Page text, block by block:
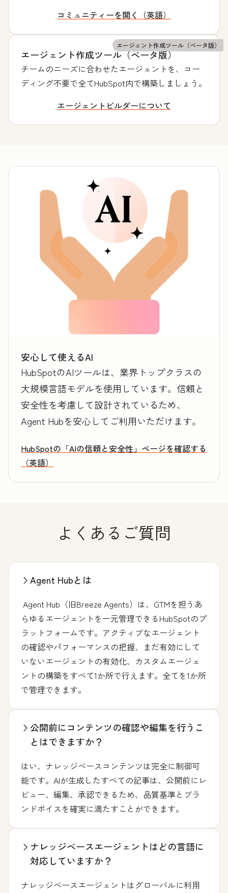
コミュニティーを開く（英語）
エージェント作成ツール（ベータ版）
エージェント作成ツール（ベータ版）
チームのニーズに合わせたエージェントを、コー
ディング不要で全てHubSpot内で構築しましょう。
エージェントビルダーについて
安心して使えるAI
HubSpotのAIツールは、業界トップクラスの
大規模言語モデルを使用しています。信頼と
安全性を考慮して設計されているため、
Agent Hubを安心してご利用いただけます。
HubSpotの「AIの信頼と安全性」ページを確認する
（英語）
よくあるご質問
Agent Hubとは
Agent Hub（旧Breeze Agents）は、GTMを担うあ
らゆるエージェントを一元管理できるHubSpotのプ
ラットフォームです。アクティブなエージェント
の確認やパフォーマンスの把握、まだ有効にして
いないエージェントの有効化、カスタムエージェ
ントの構築をすべて1か所で行えます。全てを1か所
で管理できます。
公開前にコンテンツの確認や編集を行うこ
とはできますか？
はい、ナレッジベースコンテンツは完全に制御可
能です。AIが生成したすべての記事は、公開前にレ
ビュー、編集、承認できるため、品質基準とブラ
ンドボイスを確実に満たすことができます。
ナレッジベースエージェントはどの言語に
対応していますか？
ナレッジベースエージェントはグローバルに利用